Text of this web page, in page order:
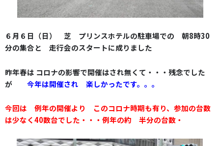
６月６日（日） 芝 プリンスホテルの駐車場での 朝8時30
分の集合と 走行会のスタートに成りました
昨年春は コロナの影響で開催はされ無くて・・・残念でした
が
今年は開催され 楽しかったです。。。
今回は 例年の開催より このコロナ時期も有り、参加の台数
は少なく40数台でした・・・例年の約 半分の台数・